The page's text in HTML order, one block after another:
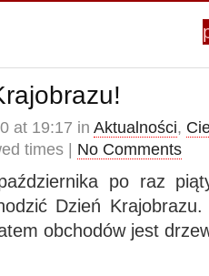
at 19:17 in Aktualności,
times | No Comments
po raz
Dzień
obchodów jest